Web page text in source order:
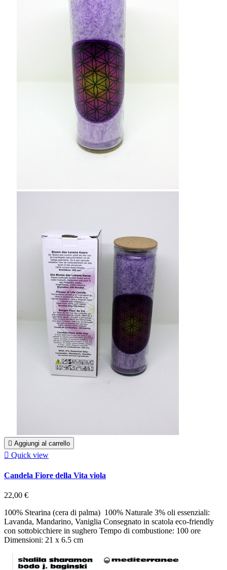
 Aggiungi al carrello
 Quick view
Candela Fiore della Vita viola
22,00 €
100% Stearina (cera di palma) 100% Naturale 3% oli essenziali:
Lavanda, Mandarino, Vaniglia Consegnato in scatola eco-friendly
con sottobicchiere in sughero Tempo di combustione: 100 ore
Dimensioni: 21 x 6.5 cm